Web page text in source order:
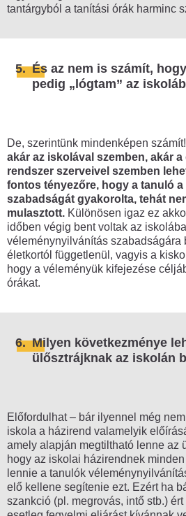
tantárgyból a tanítási órák harminc
5. És az nem is számít,
pedig „lógtam” az
De, szerintünk mindenképen
akár az iskolával szemben, akár
rendszer szerveivel szemben
fontos tényezőre, hogy a tanuló
szabadságát gyakorolta, tehát
mulasztott. Különösen igaz ez
időben végig bent voltak az
véleménynyilvánítás szabadságára
életkortól függetlenül, vagyis a
hogy a véleményük kifejezése
órákat.
6. Milyen következménye
ülősztrájknak az iskolán
Előfordulhat – bár ilyennel még
iskola a házirend valamelyik
amely alapján megtiltható lenne az
hogy az iskolai házirendnek minden
lennie a tanulók
elő kellene segítenie ezt. Ezért ha
szankció (pl. megrovás, intő stb.)